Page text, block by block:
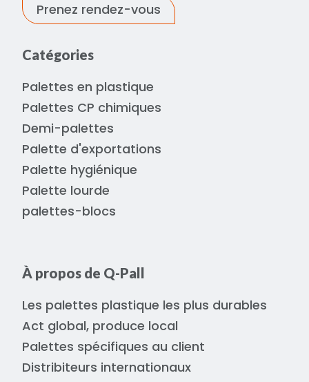
Prenez rendez-vous
Catégories
Palettes en plastique
Palettes CP chimiques
Demi-palettes
Palette d'exportations
Palette hygiénique
Palette lourde
palettes-blocs
À propos de Q-Pall
Les palettes plastique les plus durables
Act global, produce local
Palettes spécifiques au client
Distribiteurs internationaux